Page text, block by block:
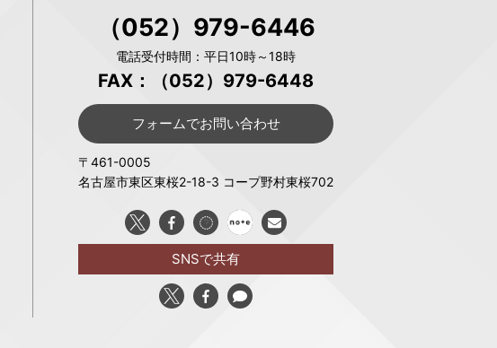
（052）979-6446
電話受付時間：平日10時～18時
FAX：（052）979-6448
フォームでお問い合わせ
〒461-0005
名古屋市東区東桜2-18-3 コープ野村東桜702
SNSで共有